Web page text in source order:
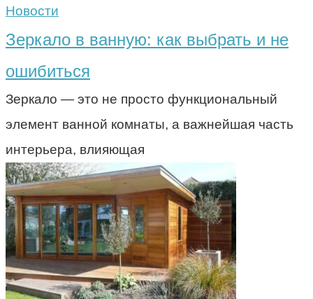
Новости
Зеркало в ванную: как выбрать и не
ошибиться
Зеркало — это не просто функциональный
элемент ванной комнаты, а важнейшая часть
интерьера, влияющая